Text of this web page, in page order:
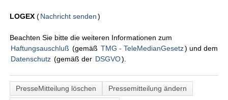
LOGEX (Nachricht senden )
Beachten Sie bitte die weiteren Informationen zum
Haftungsauschluß (gemäß TMG - TeleMedianGesetz) und dem
Datenschutz (gemäß der DSGVO).
PresseMitteilung löschen
Pressemitteilung ändern